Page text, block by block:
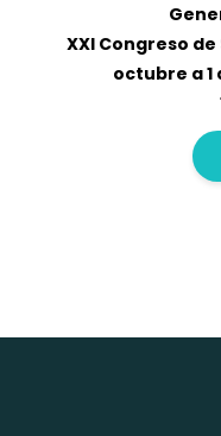
XXI Congreso de
octubre a 1